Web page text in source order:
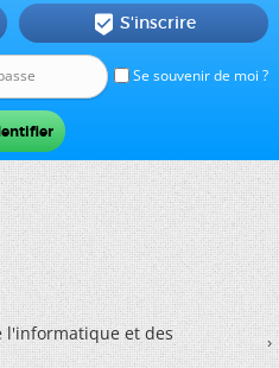
Se souvenir de moi ?
 S'inscrire
l'informatique et des